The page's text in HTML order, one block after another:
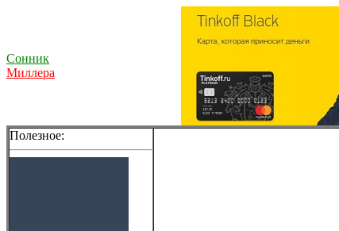
Сонник
Миллера
Полезное: